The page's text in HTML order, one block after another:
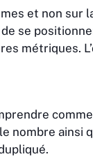
et non sur
se
métriques.
nombre ainsi